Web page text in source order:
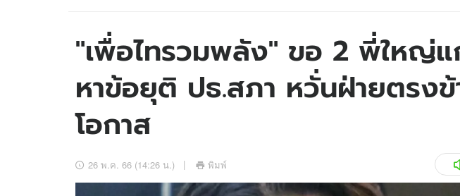
ข่าว
ข่าวบันเทิง
ข่าวกีฬา
ข่าวเศรษฐกิจ
อัปเดตจีน
สถิติหวยไทย
หวยลาว
วัยรุ่น
ไอที
รถยนต์
เที่ยว-กิน
"เพื่อไทรวมพลัง" ขอ 2 พี่ใหญ่แ
หาข้อยุติ ปธ.สภา หวั่นฝ่ายตรง
โอกาส
26 พ.ค. 66 (14:26 น.) พิมพ์